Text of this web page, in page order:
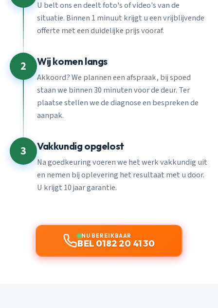
U belt ons en deelt foto's of video's van de
situatie. Binnen 1 minuut krijgt u een vrijblijvende
offerte met een duidelijke prijs vooraf.
2 Wij komen langs
Akkoord? We plannen een afspraak, bij spoed
staan we binnen 30 minuten voor de deur. Ter
plaatse stellen we de diagnose en bespreken de
aanpak.
3 Vakkundig opgelost
Na goedkeuring voeren we het werk vakkundig uit
en nemen bij oplevering het resultaat met u door.
U krijgt 10 jaar garantie.
NU BEREIKBAAR
BEL 0182 20 41 30